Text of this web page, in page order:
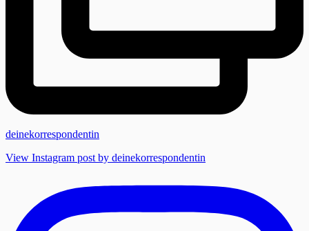
deinekorrespondentin
View Instagram post by deinekorrespondentin